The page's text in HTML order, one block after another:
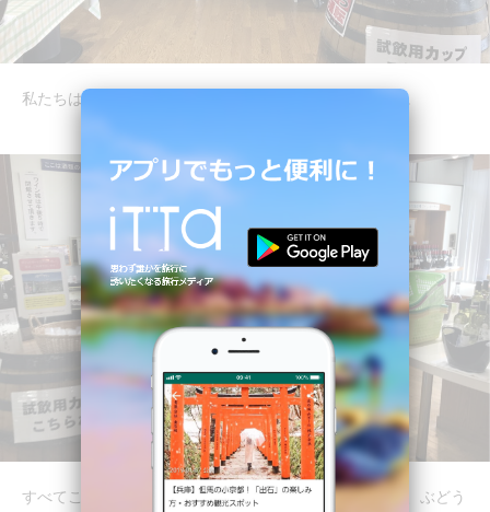
私たちはワイン選びに来たので、試飲・販売スペースへ。
すべてこちらの工場で製造されているワインとのことで、ぶどう